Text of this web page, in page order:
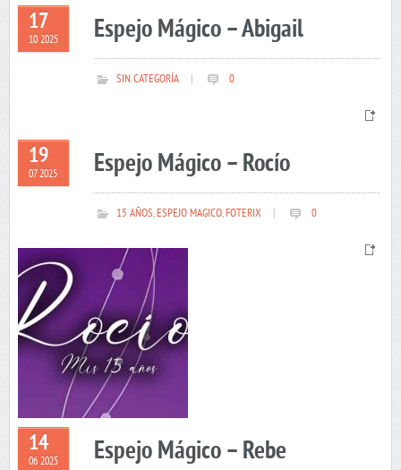
17
10 2025 Espejo Mágico – Abigail
SIN CATEGORÍA 0
19
07 2025 Espejo Mágico – Rocío
15 AÑOS,ESPEJO MAGICO,FOTERIX 0
14
06 2025 Espejo Mágico – Rebe